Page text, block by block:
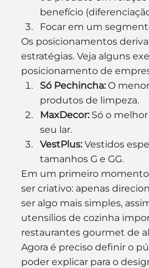
benefício
Focar em um
Os posicionamentos
estratégias. Veja alguns
posicionamento de
Só Pechincha: O
produtos de limpeza.
MaxDecor: Só o
seu lar.
VestPlus: Vestidos
tamanhos G e GG.
Em um primeiro momento
ser criativo: apenas
ser algo mais simples,
utensílios de cozinha
restaurantes gourmet de
Agora é preciso definir o
poder explicar para o